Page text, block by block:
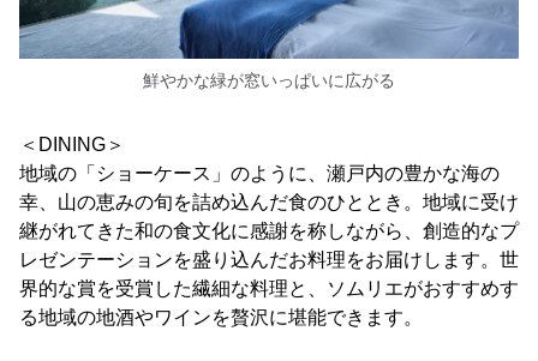
鮮やかな緑が窓いっぱいに広がる
＜DINING＞
地域の「ショーケース」のように、瀬戸内の豊かな海の
幸、山の恵みの旬を詰め込んだ食のひととき。地域に受け
継がれてきた和の食文化に感謝を称しながら、創造的なプ
レゼンテーションを盛り込んだお料理をお届けします。世
界的な賞を受賞した繊細な料理と、ソムリエがおすすめす
る地域の地酒やワインを贅沢に堪能できます。